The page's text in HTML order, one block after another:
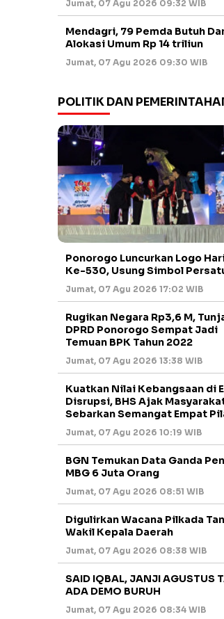
Jumat, 07 Agu 2026 09:32 WIB
Mendagri, 79 Pemda Butuh
Alokasi Umum Rp 14 triliun
Jumat, 07 Agu 2026 09:30 WIB
POLITIK DAN
Ponorogo Luncurkan Logo
Ke-530, Usung Simbol
Jumat, 07 Agu 2026 17:02 WIB
Rugikan Negara Rp3,6 M,
DPRD Ponorogo Sempat Jadi
Temuan BPK Tahun 2022
Jumat, 07 Agu 2026 13:38 WIB
Kuatkan Nilai Kebangsaan di
Disrupsi, BHS Ajak
Sebarkan Semangat Empat
Jumat, 07 Agu 2026 10:19 WIB
BGN Temukan Data Ganda
MBG 6 Juta Orang
Jumat, 07 Agu 2026 08:51 WIB
Digulirkan Wacana Pilkada
Wakil Kepala Daerah
Jumat, 07 Agu 2026 08:38 WIB
SAID IQBAL, JANJI AGUSTUS
ADA DEMO BURUH
Jumat, 07 Agu 2026 08:34 WIB